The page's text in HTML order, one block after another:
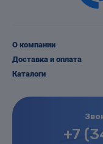
О компании
Доставка и оплата
Каталоги
+7